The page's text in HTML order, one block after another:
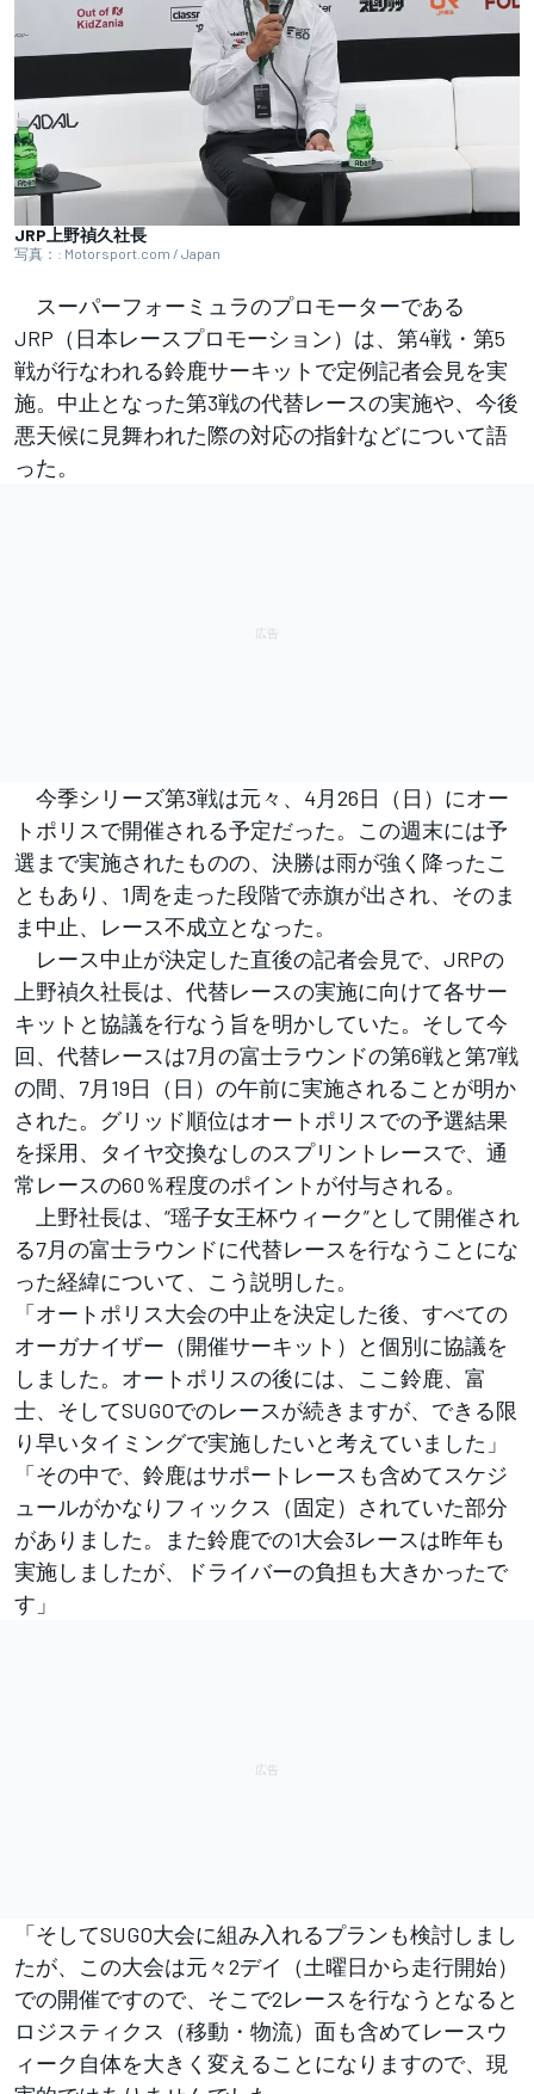
JRP上野禎久社長
写真：: Motorsport.com / Japan
スーパーフォーミュラのプロモーターである
JRP（日本レースプロモーション）は、第4戦・第5
戦が行なわれる鈴鹿サーキットで定例記者会見を実
施。中止となった第3戦の代替レースの実施や、今後
悪天候に見舞われた際の対応の指針などについて語
った。
今季シリーズ第3戦は元々、4月26日（日）にオー
トポリスで開催される予定だった。この週末には予
選まで実施されたものの、決勝は雨が強く降ったこ
ともあり、1周を走った段階で赤旗が出され、そのま
ま中止、レース不成立となった。
レース中止が決定した直後の記者会見で、JRPの
上野禎久社長は、代替レースの実施に向けて各サー
キットと協議を行なう旨を明かしていた。そして今
回、代替レースは7月の富士ラウンドの第6戦と第7戦
の間、7月19日（日）の午前に実施されることが明か
された。グリッド順位はオートポリスでの予選結果
を採用、タイヤ交換なしのスプリントレースで、通
常レースの60％程度のポイントが付与される。
上野社長は、“瑶⼦⼥王杯ウィーク”として開催され
る7月の富士ラウンドに代替レースを行なうことにな
った経緯について、こう説明した。
「オートポリス大会の中止を決定した後、すべての
オーガナイザー（開催サーキット）と個別に協議を
しました。オートポリスの後には、ここ鈴鹿、富
士、そしてSUGOでのレースが続きますが、できる限
り早いタイミングで実施したいと考えていました」
「その中で、鈴鹿はサポートレースも含めてスケジ
ュールがかなりフィックス（固定）されていた部分
がありました。また鈴鹿での1大会3レースは昨年も
実施しましたが、ドライバーの負担も大きかったで
す」
「そしてSUGO大会に組み入れるプランも検討しまし
たが、この大会は元々2デイ（土曜日から走行開始）
での開催ですので、そこで2レースを行なうとなると
ロジスティクス（移動・物流）面も含めてレースウ
ィーク自体を大きく変えることになりますので、現